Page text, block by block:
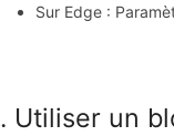
Sur Edge :
. Utiliser un